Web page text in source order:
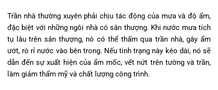
Trần nhà thường xuyên phải chịu tác động của mưa và độ ẩm,
đặc biệt với những ngôi nhà có sân thượng. Khi nước mưa tích
tụ lâu trên sân thượng, nó có thể thấm qua trần nhà, gây ẩm
ướt, rò rỉ nước vào bên trong. Nếu tình trạng này kéo dài, nó sẽ
dẫn đến sự xuất hiện của ẩm mốc, vết nứt trên tường và trần,
làm giảm thẩm mỹ và chất lượng công trình.